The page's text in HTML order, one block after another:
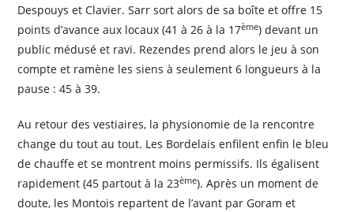
Despouys et Clavier. Sarr sort alors de sa boîte et offre 15
points d’avance aux locaux (41 à 26 à la 17ème) devant un
public médusé et ravi. Rezendes prend alors le jeu à son
compte et ramène les siens à seulement 6 longueurs à la
pause : 45 à 39.
Au retour des vestiaires, la physionomie de la rencontre
change du tout au tout. Les Bordelais enfilent enfin le bleu
de chauffe et se montrent moins permissifs. Ils égalisent
rapidement (45 partout à la 23ème). Après un moment de
doute, les Montois repartent de l’avant par Goram et